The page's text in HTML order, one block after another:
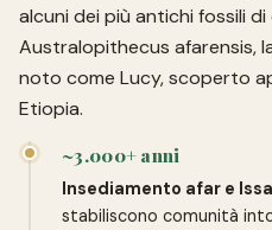
alcuni dei più antichi fossili
Australopithecus afarensis,
noto come Lucy, scoperto
Etiopia.
~3.000+ anni
Insediamento afar e
stabiliscono comunità